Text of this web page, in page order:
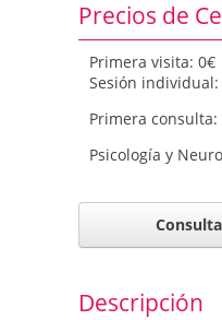
Precios de
Primera visita: 0€
Sesión individual:
Primera consulta:
Psicología y
Descripción